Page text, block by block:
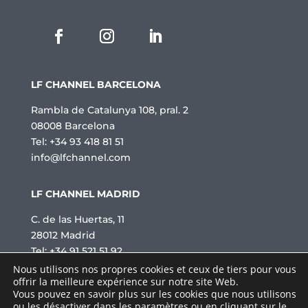
LF CHANNEL BARCELONA
Rambla de Catalunya 108, pral. 2
08008 Barcelona
Tel: +34 93 418 81 51
info@lfchannel.com
LF CHANNEL MADRID
C. de las Huertas, 11
28012 Madrid
Tel: +34 91 521 51 92
info@lfchannel.com
Nous utilisons nos propres cookies et ceux de tiers pour vous
offrir la meilleure expérience sur notre site Web.
Vous pouvez en savoir plus sur les cookies que nous utilisons